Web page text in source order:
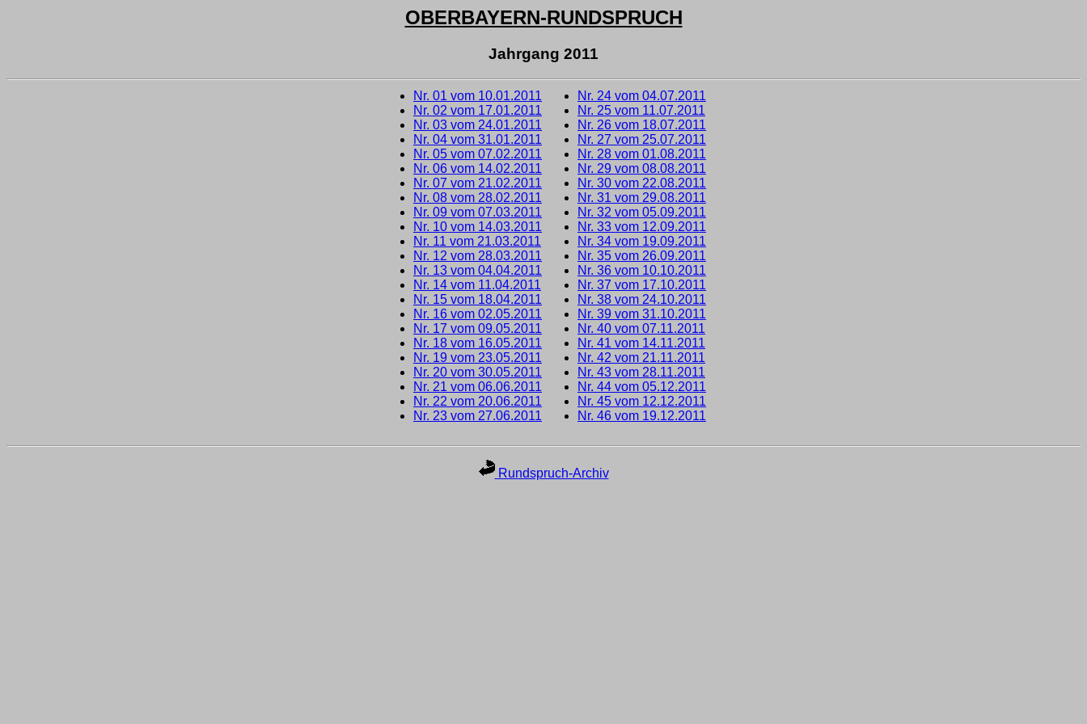
OBERBAYERN-RUNDSPRUCH
Jahrgang 2011
Nr. 01 vom 10.01.2011
Nr. 02 vom 17.01.2011
Nr. 03 vom 24.01.2011
Nr. 04 vom 31.01.2011
Nr. 05 vom 07.02.2011
Nr. 06 vom 14.02.2011
Nr. 07 vom 21.02.2011
Nr. 08 vom 28.02.2011
Nr. 09 vom 07.03.2011
Nr. 10 vom 14.03.2011
Nr. 11 vom 21.03.2011
Nr. 12 vom 28.03.2011
Nr. 13 vom 04.04.2011
Nr. 14 vom 11.04.2011
Nr. 15 vom 18.04.2011
Nr. 16 vom 02.05.2011
Nr. 17 vom 09.05.2011
Nr. 18 vom 16.05.2011
Nr. 19 vom 23.05.2011
Nr. 20 vom 30.05.2011
Nr. 21 vom 06.06.2011
Nr. 22 vom 20.06.2011
Nr. 23 vom 27.06.2011
Nr. 24 vom 04.07.2011
Nr. 25 vom 11.07.2011
Nr. 26 vom 18.07.2011
Nr. 27 vom 25.07.2011
Nr. 28 vom 01.08.2011
Nr. 29 vom 08.08.2011
Nr. 30 vom 22.08.2011
Nr. 31 vom 29.08.2011
Nr. 32 vom 05.09.2011
Nr. 33 vom 12.09.2011
Nr. 34 vom 19.09.2011
Nr. 35 vom 26.09.2011
Nr. 36 vom 10.10.2011
Nr. 37 vom 17.10.2011
Nr. 38 vom 24.10.2011
Nr. 39 vom 31.10.2011
Nr. 40 vom 07.11.2011
Nr. 41 vom 14.11.2011
Nr. 42 vom 21.11.2011
Nr. 43 vom 28.11.2011
Nr. 44 vom 05.12.2011
Nr. 45 vom 12.12.2011
Nr. 46 vom 19.12.2011
Rundspruch-Archiv